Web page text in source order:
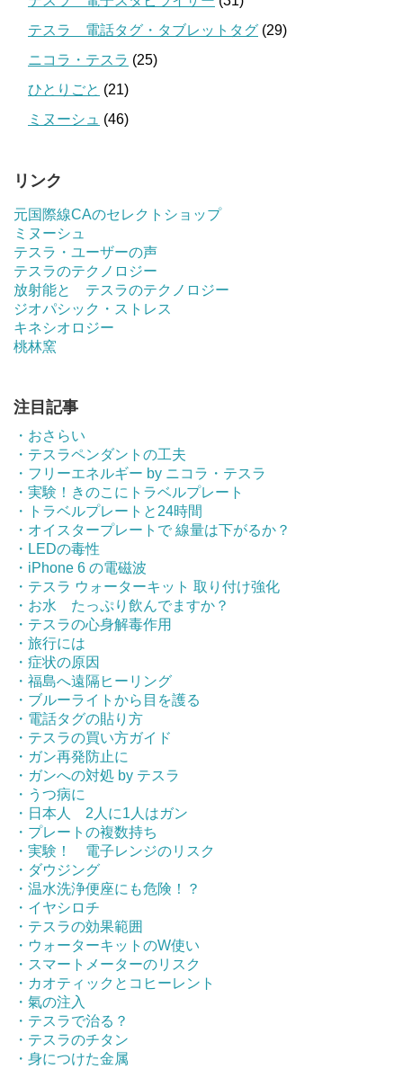
テスラ 電話タグ・タブレットタグ (29)
ニコラ・テスラ (25)
ひとりごと (21)
ミヌーシュ (46)
リンク
元国際線CAのセレクトショップ
ミヌーシュ
テスラ・ユーザーの声
テスラのテクノロジー
放射能と テスラのテクノロジー
ジオパシック・ストレス
キネシオロジー
桃林窯
注目記事
・おさらい
・テスラペンダントの工夫
・フリーエネルギー by ニコラ・テスラ
・実験！きのこにトラベルプレート
・トラベルプレートと24時間
・オイスタープレートで 線量は下がるか？
・LEDの毒性
・iPhone 6 の電磁波
・テスラ ウォーターキット 取り付け強化
・お水 たっぷり飲んでますか？
・テスラの心身解毒作用
・旅行には
・症状の原因
・福島へ遠隔ヒーリング
・ブルーライトから目を護る
・電話タグの貼り方
・テスラの買い方ガイド
・ガン再発防止に
・ガンへの対処 by テスラ
・うつ病に
・日本人 2人に1人はガン
・プレートの複数持ち
・実験！ 電子レンジのリスク
・ダウジング
・温水洗浄便座にも危険！？
・イヤシロチ
・テスラの効果範囲
・ウォーターキットのW使い
・スマートメーターのリスク
・カオティックとコヒーレント
・氣の注入
・テスラで治る？
・テスラのチタン
・身につけた金属